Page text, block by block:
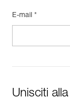
E-mail *
Unisciti